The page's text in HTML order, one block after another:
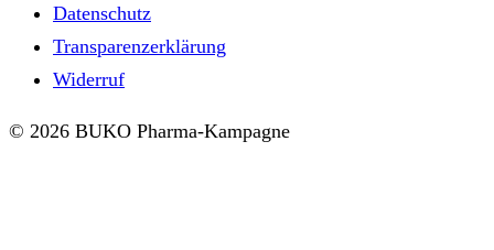
Datenschutz
Transparenzerklärung
Widerruf
© 2026 BUKO Pharma-Kampagne